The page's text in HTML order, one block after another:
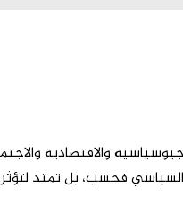
والاقتصادية
فحسب، بل تمتد